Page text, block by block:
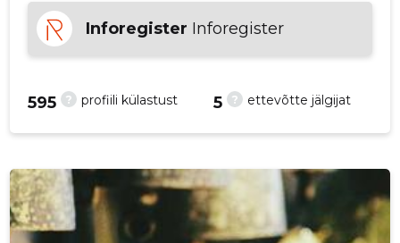
Inforegister Inforegister
? profiili külastust
595 ? ettevõtte jälgijat
5